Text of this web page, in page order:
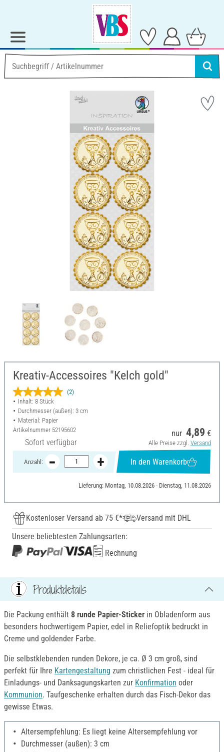
Kreativ-Accessoires "Kelch gold"
(2)
Inhalt: 8 Stück
Durchmesser (außen): 3 cm
Material: Papier
Artikelnummer 52195602
Sofort verfügbar
nur 4,89 €
Alle Preise zzgl. Versand
Anzahl: In den Warenkorb
Lieferung: Montag, 10.08.2026 - Dienstag, 11.08.2026
Kostenloser Versand ab 75 €*
Versand mit DHL
Unsere beliebtesten Zahlungsarten:
Rechnung
Produktdetails
Die Packung enthält 8 runde Papier-Sticker in Obladenform aus
besonders hochwertigem Papier, edel in Reliefoptik bedruckt in
Creme und goldender Farbe.
Die selbstklebenden runden Dekore, je ca. Ø 3 cm groß, sind
perfekt für Ihre Kartengestaltung zum christlichen Fest - ideal für
Einladungs- und Danksagungskarten zur Konfirmation oder
Kommunion. Taufgeschenke erhalten durch das Fisch-Dekor das
gewisse Etwas.
Altersempfehlung: Es liegt keine Altersempfehlung vor
Durchmesser (außen): 3 cm